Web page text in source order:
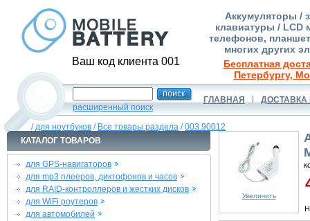
Ваш код клиента 001
Аккумуляторы /
клавиатуры / LCD
телефонов,
многих других
Бесплатная
Петербургу,
расширенный поиск
ГЛАВНАЯ ДОСТАВКА
/для ноутбуков / Все товары раздела /003.90012
КАТАЛОГ ТОВАРОВ
для GPS-навигаторов
для mp3 плееров, диктофонов и часов
для RAID-контроллеров и жестких дисков
для WiFi роутеров
для автомобилей
Увеличить